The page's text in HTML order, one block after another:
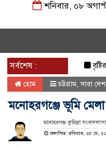
শনিবার, ০৮
সর্বশেষ :
বৃষ্টির
হোম চট্টগ্রাম,সারা দেশ
মনোহরগঞ্জে ভূমি
মনোহরগঞ্জ কুমিল্লা
প্রকাশিত: রবিবার, ২৫ মে,